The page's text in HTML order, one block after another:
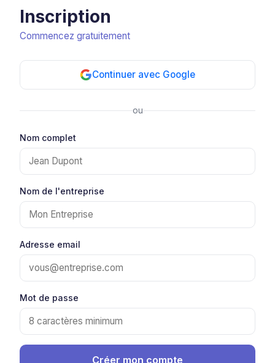
Inscription
Commencez gratuitement
Continuer avec Google
ou
Nom complet
Nom de l'entreprise
Adresse email
Mot de passe
Créer mon compte